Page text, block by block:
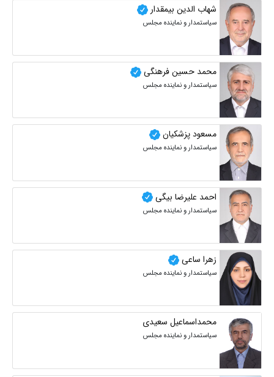
شهاب الدین بیمقدار
سیاستمدار و نماینده مجلس
محمد حسین فرهنگی
سیاستمدار و نماینده مجلس
مسعود پزشکیان
سیاستمدار و نماینده مجلس
احمد علیرضا بیگی
سیاستمدار و نماینده مجلس
زهرا ساعی
سیاستمدار و نماینده مجلس
محمداسماعیل سعیدی
سیاستمدار و نماینده مجلس